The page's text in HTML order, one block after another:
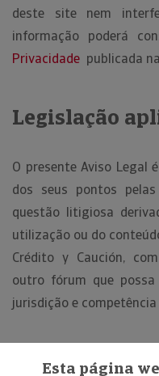
deste site nem
informação poderá
Privacidade publicada
Legislação
O presente Aviso Legal
dos seus pontos
questão litigiosa
utilização ou do
Crédito y Caución,
outro fórum que possa
jurisdição e
Esta página